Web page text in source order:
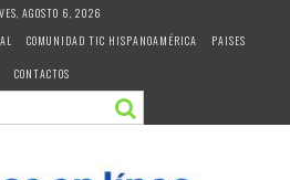
AGOSTO 6, 2026
COMUNIDAD TIC HISPANOAMÉRICA
PAISES
CONTACTOS